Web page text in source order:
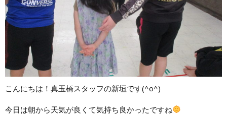
こんにちは！真玉橋スタッフの新垣です(^o^)
今日は朝から天気が良くて気持ち良かったですね